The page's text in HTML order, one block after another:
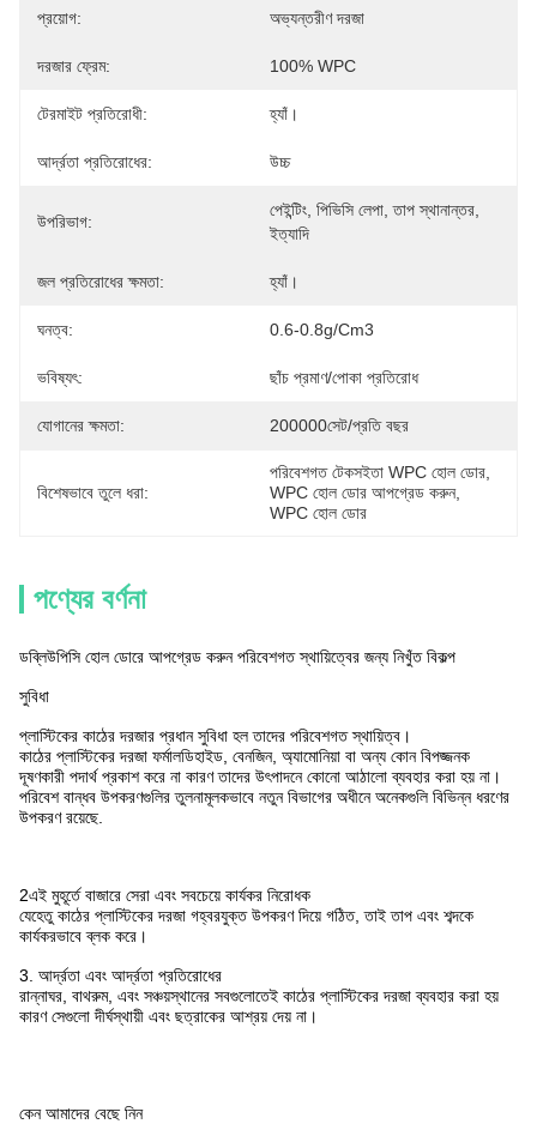
প্রয়োগ: অভ্যন্তরীণ দরজা
দরজার ফ্রেম: 100% WPC
টেরমাইট প্রতিরোধী: হ্যাঁ।
আর্দ্রতা প্রতিরোধের: উচ্চ
উপরিভাগ:
পেইন্টিং, পিভিসি লেপা, তাপ স্থানান্তর,
ইত্যাদি
জল প্রতিরোধের ক্ষমতা: হ্যাঁ।
ঘনত্ব: 0.6-0.8g/cm3
ভবিষ্যৎ: ছাঁচ প্রমাণ/পোকা প্রতিরোধ
যোগানের ক্ষমতা: 200000সেট/প্রতি বছর
বিশেষভাবে তুলে ধরা:
পরিবেশগত টেকসইতা WPC হোল ডোর
WPC হোল ডোর আপগ্রেড করুন,
WPC হোল ডোর
পণ্যের বর্ণনা
ডব্লিউপিসি হোল ডোরে আপগ্রেড করুন পরিবেশগত স্থায়িত্বের জন্য নিখুঁত বিকল্প
সুবিধা
প্লাস্টিকের কাঠের দরজার প্রধান সুবিধা হল তাদের পরিবেশগত স্থায়িত্ব।
কাঠের প্লাস্টিকের দরজা ফর্মালডিহাইড, বেনজিন, অ্যামোনিয়া বা অন্য কোন বিপজ্জনক
দূষণকারী পদার্থ প্রকাশ করে না কারণ তাদের উৎপাদনে কোনো আঠালো ব্যবহার করা হয় না।
পরিবেশ বান্ধব উপকরণগুলির তুলনামূলকভাবে নতুন বিভাগের অধীনে অনেকগুলি বিভিন্ন ধরণের
উপকরণ রয়েছে.
2এই মুহূর্তে বাজারে সেরা এবং সবচেয়ে কার্যকর নিরোধক
যেহেতু কাঠের প্লাস্টিকের দরজা গহ্বরযুক্ত উপকরণ দিয়ে গঠিত, তাই তাপ এবং শব্দকে
কার্যকরভাবে ব্লক করে।
3. আর্দ্রতা এবং আর্দ্রতা প্রতিরোধের
রান্নাঘর, বাথরুম, এবং সঞ্চয়স্থানের সবগুলোতেই কাঠের প্লাস্টিকের দরজা ব্যবহার করা হয়
কারণ সেগুলো দীর্ঘস্থায়ী এবং ছত্রাকের আশ্রয় দেয় না।
কেন আমাদের বেছে নিন